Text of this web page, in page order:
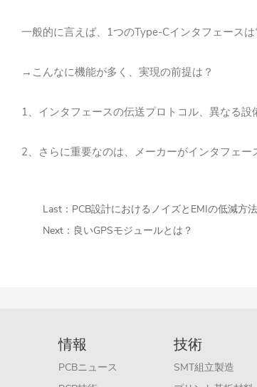
一般的に言えば、 1つのType-Cインタフェース
→こんなに機能が多く、実現の前提は？
1 、インタフェースの伝送プロトコル、異なる
2 、さらに重要なのは、メーカーがインタフェ
Last： PCB設計におけるノイズとEMIの低減方法
Next： 良いGPSモジュールとは？
情報
PCBニュース
技術
SMT組立製造